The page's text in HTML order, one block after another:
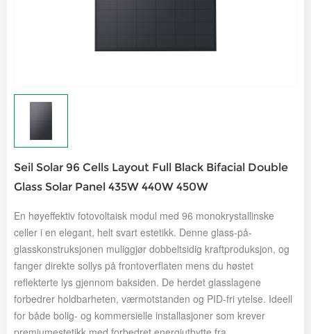
Seil Solar 96 Cells Layout Full Black Bifacial Double
Glass Solar Panel 435W 440W 450W
En høyeffektiv fotovoltaisk modul med 96 monokrystallinske
celler i en elegant, helt svart estetikk. Denne glass-på-
glasskonstruksjonen muliggjør dobbeltsidig kraftproduksjon, og
fanger direkte sollys på frontoverflaten mens du høstet
reflekterte lys gjennom baksiden. De herdet glasslagene
forbedrer holdbarheten, værmotstanden og PID-fri ytelse. Ideell
for både bolig- og kommersielle installasjoner som krever